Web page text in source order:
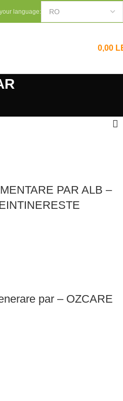
language:
0,00
PAR ALB –
par – OZCARE